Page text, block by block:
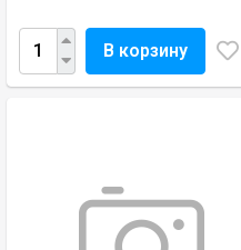
В корзину